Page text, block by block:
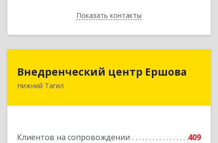
Показать контакты
Назад
Внедренческий центр Ершова
Нижний Тагил
Клиентов на сопровождении
409
Внедренческий центр Ершова
622030, Свердловская обл, Нижний Тагил г,